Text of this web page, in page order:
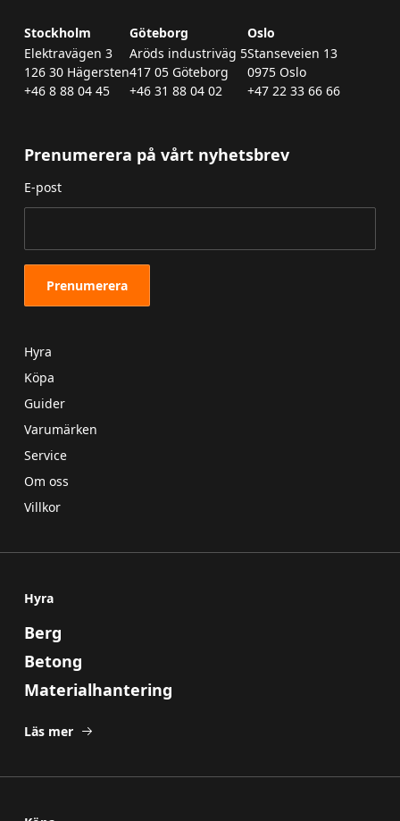
Stockholm
Elektravägen 3
126 30 Hägersten
+46 8 88 04 45
Göteborg
Aröds industriväg 5
417 05 Göteborg
+46 31 88 04 02
Oslo
Stanseveien 13
0975 Oslo
+47 22 33 66 66
Prenumerera på vårt nyhetsbrev
E-post
Hyra
Köpa
Guider
Varumärken
Service
Om oss
Villkor
Hyra
Berg
Betong
Materialhantering
Läs mer